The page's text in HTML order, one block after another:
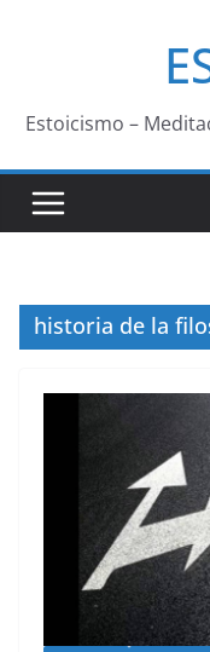
Estoicismo –
historia de la